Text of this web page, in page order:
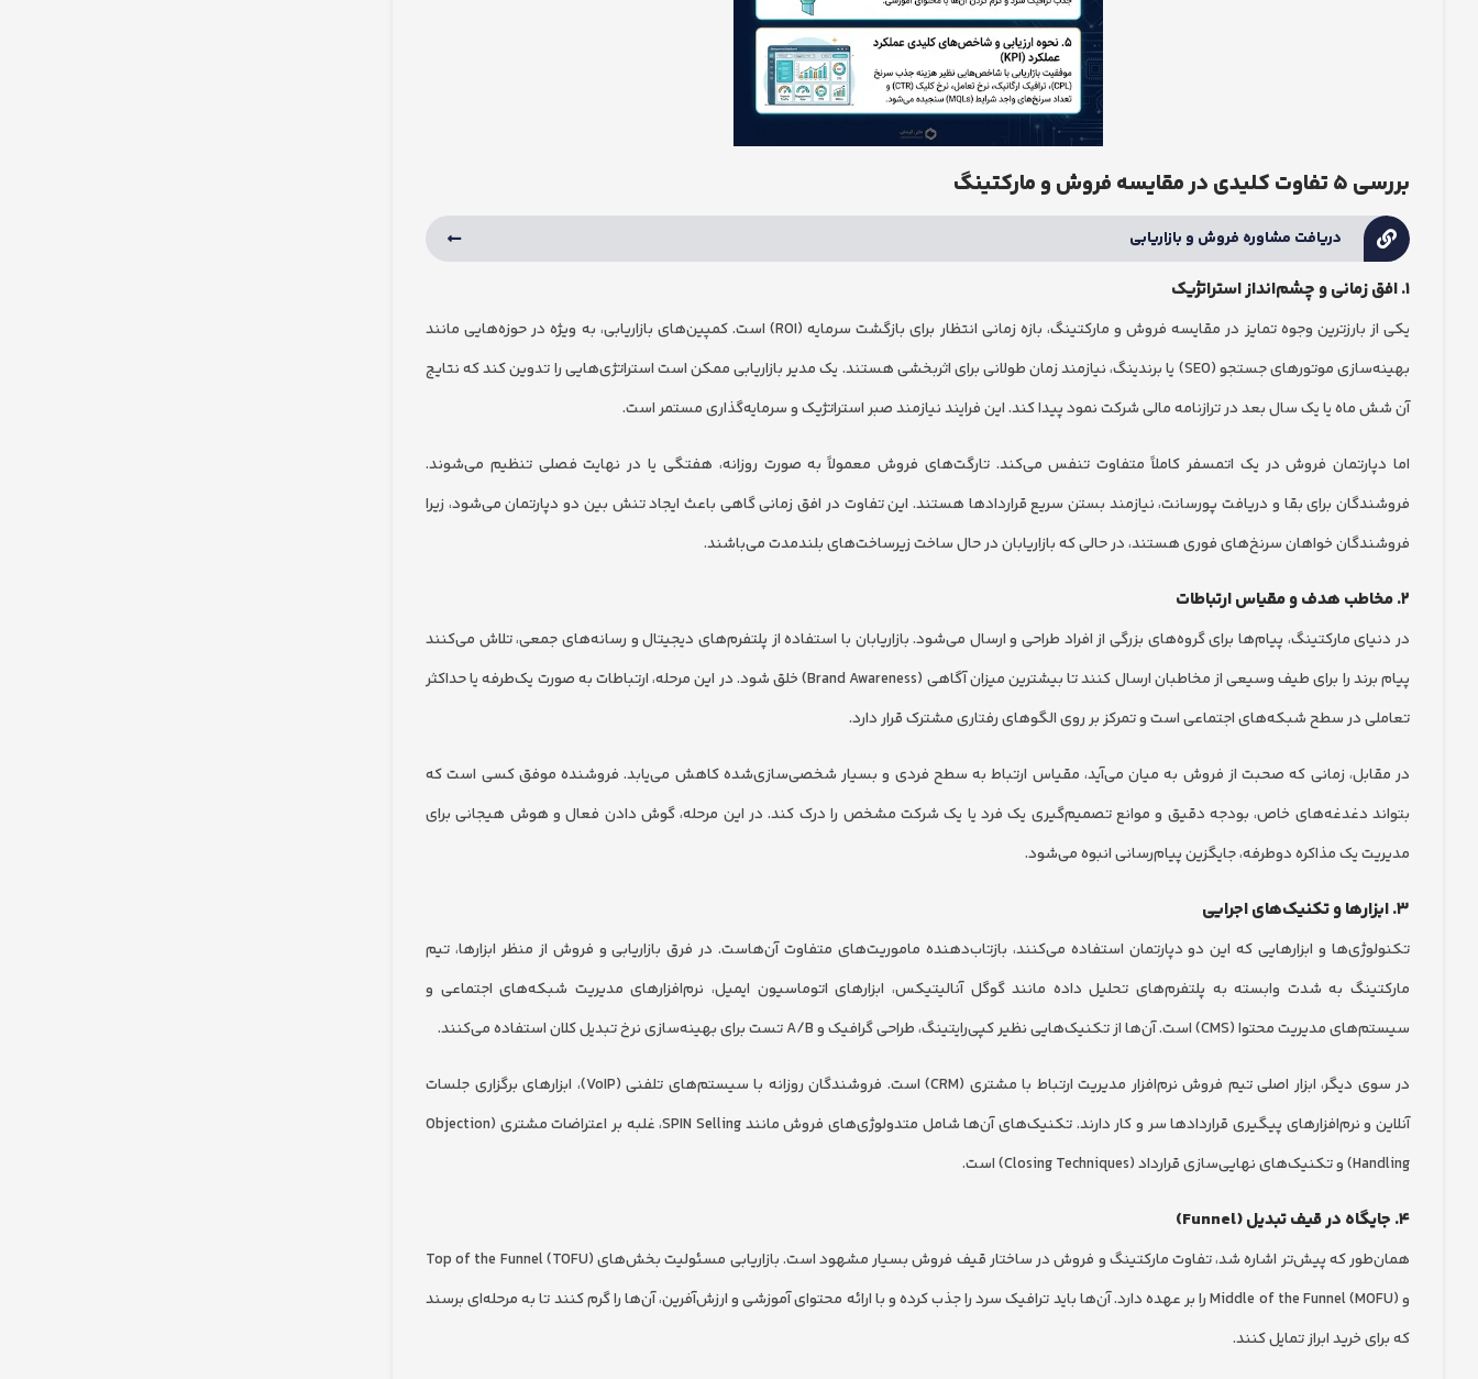
بررسی ۵ تفاوت کلیدی در مقایسه فروش و مارکتینگ
دریافت مشاوره فروش و بازاریابی
۱. افق زمانی و چشم‌انداز استراتژیک
یکی از بارزترین وجوه تمایز در مقایسه فروش و مارکتینگ، بازه زمانی انتظار برای بازگشت سرمایه (ROI) است. کمپین‌های بازاریابی، به ویژه در حوزه‌هایی مانند
بهینه‌سازی موتورهای جستجو (SEO) یا برندینگ، نیازمند زمان طولانی برای اثربخشی هستند. یک مدیر بازاریابی ممکن است استراتژی‌هایی را تدوین کند که نتایج
آن شش ماه یا یک سال بعد در ترازنامه مالی شرکت نمود پیدا کند. این فرایند نیازمند صبر استراتژیک و سرمایه‌گذاری مستمر است.
اما دپارتمان فروش در یک اتمسفر کاملاً متفاوت تنفس می‌کند. تارگت‌های فروش معمولاً به صورت روزانه، هفتگی یا در نهایت فصلی تنظیم می‌شوند.
فروشندگان برای بقا و دریافت پورسانت، نیازمند بستن سریع قراردادها هستند. این تفاوت در افق زمانی گاهی باعث ایجاد تنش بین دو دپارتمان می‌شود، زیرا
فروشندگان خواهان سرنخ‌های فوری هستند، در حالی که بازاریابان در حال ساخت زیرساخت‌های بلندمدت می‌باشند.
۲. مخاطب هدف و مقیاس ارتباطات
در دنیای مارکتینگ، پیام‌ها برای گروه‌های بزرگی از افراد طراحی و ارسال می‌شود. بازاریابان با استفاده از پلتفرم‌های دیجیتال و رسانه‌های جمعی، تلاش می‌کنند
پیام برند را برای طیف وسیعی از مخاطبان ارسال کنند تا بیشترین میزان آگاهی (Brand Awareness) خلق شود. در این مرحله، ارتباطات به صورت یک‌طرفه یا حداکثر
تعاملی در سطح شبکه‌های اجتماعی است و تمرکز بر روی الگوهای رفتاری مشترک قرار دارد.
در مقابل، زمانی که صحبت از فروش به میان می‌آید، مقیاس ارتباط به سطح فردی و بسیار شخصی‌سازی‌شده کاهش می‌یابد. فروشنده موفق کسی است که
بتواند دغدغه‌های خاص، بودجه دقیق و موانع تصمیم‌گیری یک فرد یا یک شرکت مشخص را درک کند. در این مرحله، گوش دادن فعال و هوش هیجانی برای
مدیریت یک مذاکره دوطرفه، جایگزین پیام‌رسانی انبوه می‌شود.
۳. ابزارها و تکنیک‌های اجرایی
تکنولوژی‌ها و ابزارهایی که این دو دپارتمان استفاده می‌کنند، بازتاب‌دهنده ماموریت‌های متفاوت آن‌هاست. در فرق بازاریابی و فروش از منظر ابزارها، تیم
مارکتینگ به شدت وابسته به پلتفرم‌های تحلیل داده مانند گوگل آنالیتیکس، ابزارهای اتوماسیون ایمیل، نرم‌افزارهای مدیریت شبکه‌های اجتماعی و
سیستم‌های مدیریت محتوا (CMS) است. آن‌ها از تکنیک‌هایی نظیر کپی‌رایتینگ، طراحی گرافیک و A/B تست برای بهینه‌سازی نرخ تبدیل کلان استفاده می‌کنند.
در سوی دیگر، ابزار اصلی تیم فروش نرم‌افزار مدیریت ارتباط با مشتری (CRM) است. فروشندگان روزانه با سیستم‌های تلفنی (VoIP)، ابزارهای برگزاری جلسات
آنلاین و نرم‌افزارهای پیگیری قراردادها سر و کار دارند. تکنیک‌های آن‌ها شامل متدولوژی‌های فروش مانند SPIN Selling، غلبه بر اعتراضات مشتری (Objection
Handling) و تکنیک‌های نهایی‌سازی قرارداد (Closing Techniques) است.
۴. جایگاه در قیف تبدیل (Funnel)
همان‌طور که پیش‌تر اشاره شد، تفاوت مارکتینگ و فروش در ساختار قیف فروش بسیار مشهود است. بازاریابی مسئولیت بخش‌های Top of the Funnel (TOFU)
و Middle of the Funnel (MOFU) را بر عهده دارد. آن‌ها باید ترافیک سرد را جذب کرده و با ارائه محتوای آموزشی و ارزش‌آفرین، آن‌ها را گرم کنند تا به مرحله‌ای برسند
که برای خرید ابراز تمایل کنند.